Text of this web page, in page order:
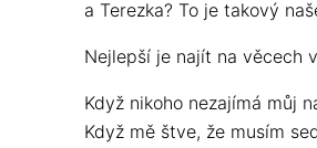
a Terezka? To je takový
Nejlepší je najít na věcech
Když nikoho nezajímá můj
Když mě štve, že musím